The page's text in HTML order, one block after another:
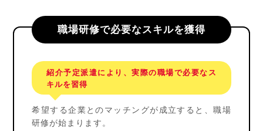
職場研修で必要なスキルを獲得
希望する企業とのマッチングが成立すると、職場
研修が始まります。
紹介予定派遣により、実際の職場で必要なス
キルを習得